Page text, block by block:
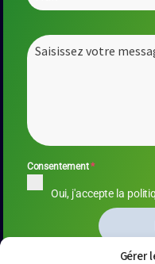
Gérer
Consentement*
Oui, j'accepte la